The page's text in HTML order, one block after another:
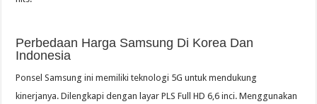
Perbedaan Harga Samsung Di Korea Dan
Indonesia
Ponsel Samsung ini memiliki teknologi 5G untuk mendukung
kinerjanya. Dilengkapi dengan layar PLS Full HD 6,6 inci. Menggunakan